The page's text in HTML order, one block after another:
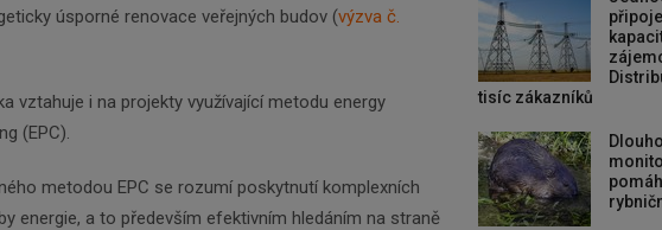
úsporné renovace veřejných budov (výzva č.
vztahuje i na projekty využívající metodu energy
(EPC).
metodou EPC se rozumí poskytnutí komplexních
energie, a to především efektivním hledáním na straně
tisíc zákazníků